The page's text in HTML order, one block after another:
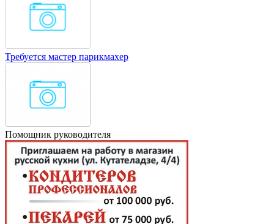
Требуется мастер парикмахер
Помощник руководителя